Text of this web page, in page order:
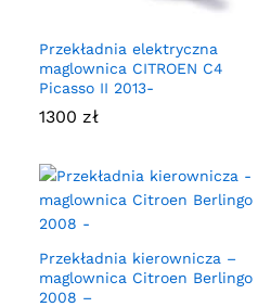
Przekładnia elektryczna
maglownica CITROEN C4
Picasso II 2013-
1300 zł
Przekładnia kierownicza –
maglownica Citroen Berlingo
2008 –